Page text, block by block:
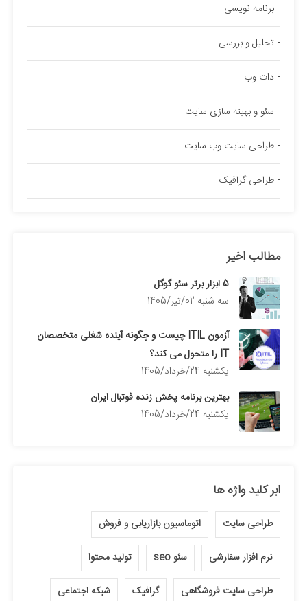
برنامه نویسی
تحلیل و بررسی
دات وب
سئو و بهینه سازی سایت
طراحی سایت وب سایت
طراحی گرافیک
مطالب اخیر
5 ابزار برتر سئو گوگل
سه شنبه 02/تیر/1405
آزمون ITIL چیست و چگونه آینده شغلی متخصصان
IT را متحول می کند؟
يكشنبه 24/خرداد/1405
بهترین برنامه پخش زنده فوتبال ایران
يكشنبه 24/خرداد/1405
ابر کلید واژه ها
طراحی سایت اتوماسیون بازاریابی و فروش
نرم افزار سفارشی سئو seo تولید محتوا
طراحی سایت فروشگاهی گرافیک شبکه اجتماعی